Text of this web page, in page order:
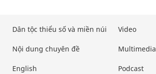
Dân tộc thiểu số và miền núi
Nội dung chuyên đề
English
Video
Multimedia
Podcast